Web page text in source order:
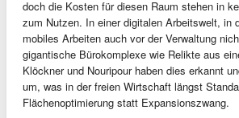
doch die Kosten für diesen Raum stehen in
zum Nutzen. In einer digitalen Arbeitswelt, in
mobiles Arbeiten auch vor der Verwaltung
gigantische Bürokomplexe wie Relikte aus
Klöckner und Nouripour haben dies erkannt
um, was in der freien Wirtschaft längst
Flächenoptimierung statt Expansionszwang.